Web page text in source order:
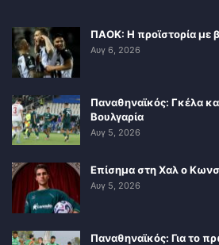
ΠΑΟΚ: Η προϊστορία με
Αυγ 6, 2026
Παναθηναϊκός: Γκέλα
Βουλγαρία
Αυγ 5, 2026
Επίσημα στη Χαλ ο
Αυγ 5, 2026
Παναθηναϊκός: Για το